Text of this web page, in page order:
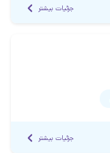
جزئیات بیشتر
جزئیات بیشتر